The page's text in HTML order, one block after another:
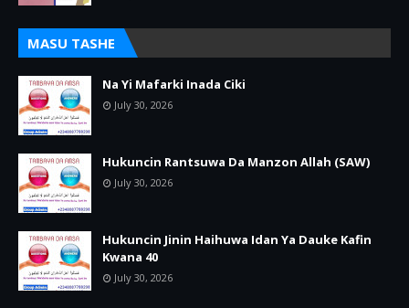
MASU TASHE
Na Yi Mafarki Inada Ciki
July 30, 2026
Hukuncin Rantsuwa Da Manzon Allah (SAW)
July 30, 2026
Hukuncin Jinin Haihuwa Idan Ya Dauke Kafin
Kwana 40
July 30, 2026